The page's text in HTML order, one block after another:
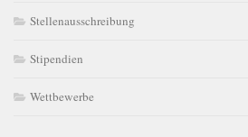
Stellenausschreibung
Stipendien
Wettbewerbe